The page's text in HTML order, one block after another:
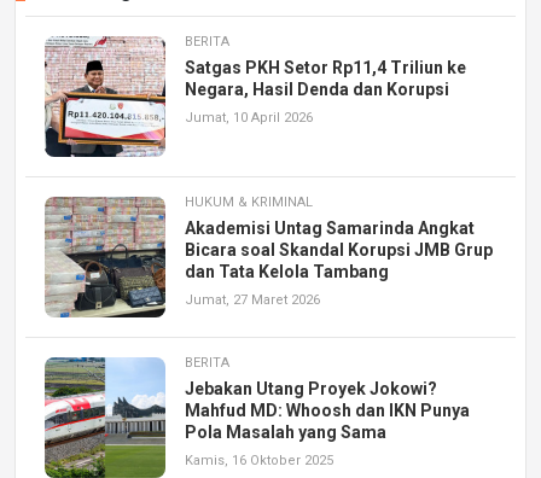
BERITA
Satgas PKH Setor Rp11,4 Triliun ke
Negara, Hasil Denda dan Korupsi
Jumat, 10 April 2026
HUKUM & KRIMINAL
Akademisi Untag Samarinda Angkat
Bicara soal Skandal Korupsi JMB Grup
dan Tata Kelola Tambang
Jumat, 27 Maret 2026
BERITA
Jebakan Utang Proyek Jokowi?
Mahfud MD: Whoosh dan IKN Punya
Pola Masalah yang Sama
Kamis, 16 Oktober 2025